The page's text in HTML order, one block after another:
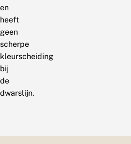
en
heeft
geen
scherpe
kleurscheiding
bij
de
dwarslijn.